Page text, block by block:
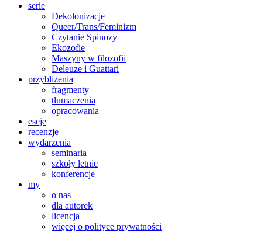
serie
Dekolonizacje
Queer/Trans/Feminizm
Czytanie Spinozy
Ekozofie
Maszyny w filozofii
Deleuze i Guattari
przybliżenia
fragmenty
tłumaczenia
opracowania
eseje
recenzje
wydarzenia
seminaria
szkoły letnie
konferencje
my
o nas
dla autorek
licencja
więcej o polityce prywatności